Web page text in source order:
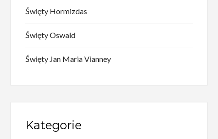
Święty Hormizdas
Święty Oswald
Święty Jan Maria Vianney
Kategorie